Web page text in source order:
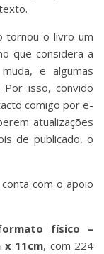
tornou o livro um
que considera a
e algumas
Por isso, convido
comigo por e-
atualizações
de publicado, o
com o apoio
físico –
x 11cm, com 224